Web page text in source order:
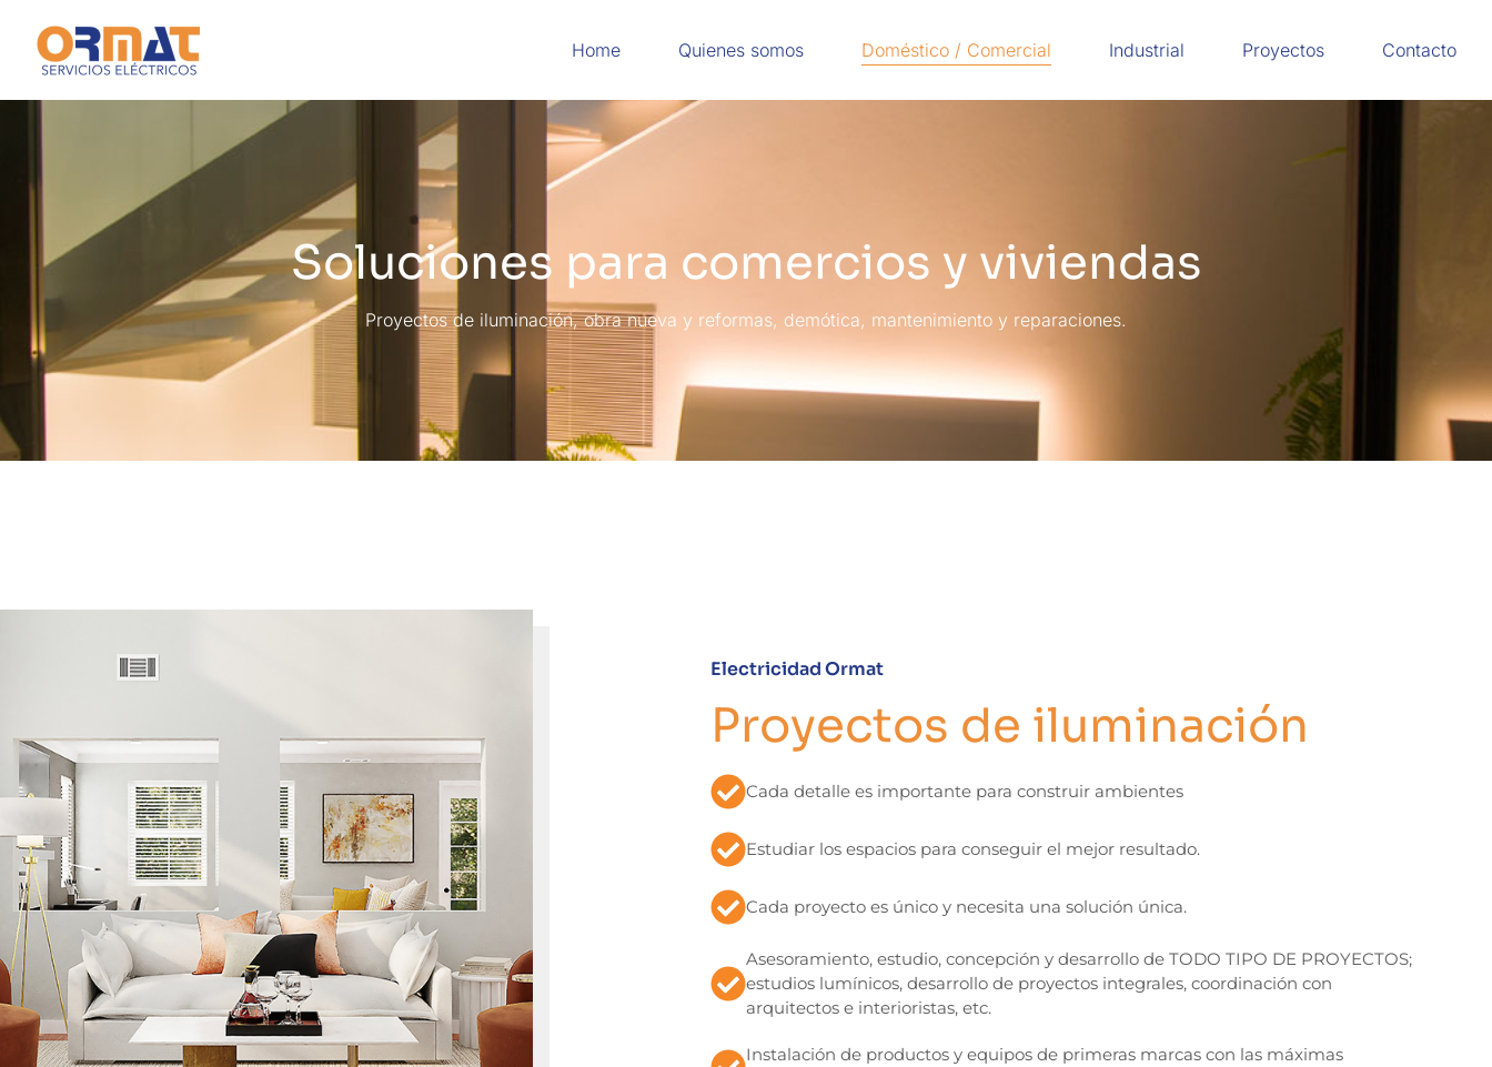
Home Quienes somos Doméstico / Comercial Industrial Proyectos Contacto
Soluciones para comercios y viviendas
Proyectos de iluminación, obra nueva y reformas, demótica, mantenimiento y reparaciones.
Electricidad Ormat
Proyectos de iluminación
Cada detalle es importante para construir ambientes
Estudiar los espacios para conseguir el mejor resultado.
Cada proyecto es único y necesita una solución única.
Asesoramiento, estudio, concepción y desarrollo de TODO TIPO DE PROYECTOS;
estudios lumínicos, desarrollo de proyectos integrales, coordinación con
arquitectos e interioristas, etc.
Instalación de productos y equipos de primeras marcas con las máximas